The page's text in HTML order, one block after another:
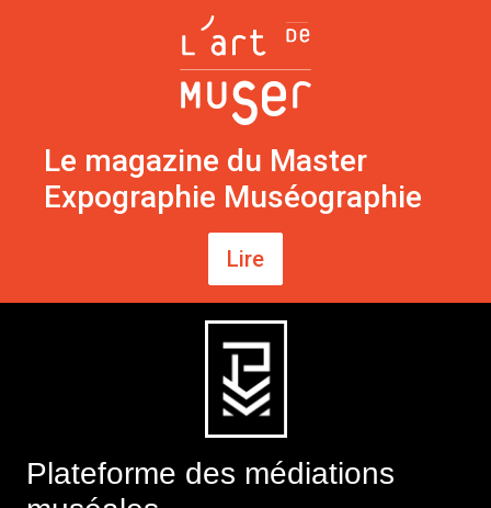
Le magazine du Master
Expographie Muséographie
Lire
Plateforme des médiations